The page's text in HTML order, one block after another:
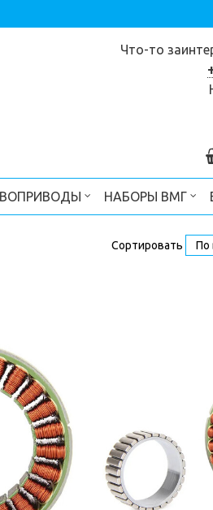
Что-то
НАБОРЫ ВМГ
Сортировать